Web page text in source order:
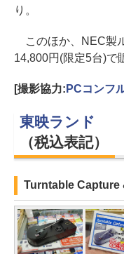
り。
このほか、NEC製
14,800円(限定5台)で
[撮影協力: PCコンフ
東映ランド
（税込表記）
Turntable